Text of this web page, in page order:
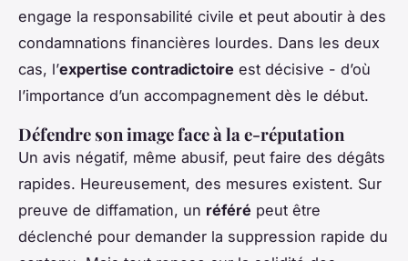
engage la responsabilité civile et peut aboutir à des
condamnations financières lourdes. Dans les deux
cas, l’expertise contradictoire est décisive - d’où
l’importance d’un accompagnement dès le début.
Défendre son image face à la e-réputation
Un avis négatif, même abusif, peut faire des dégâts
rapides. Heureusement, des mesures existent. Sur
preuve de diffamation, un référé peut être
déclenché pour demander la suppression rapide du